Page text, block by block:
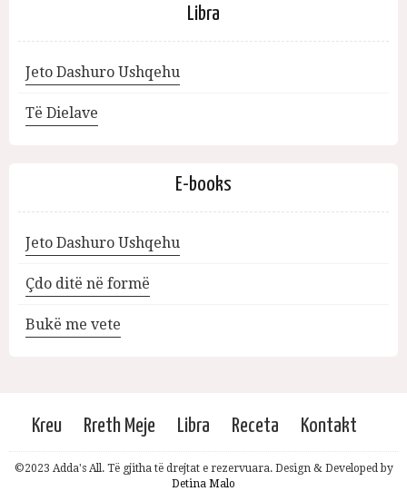
Libra
Jeto Dashuro Ushqehu
Të Dielave
E-books
Jeto Dashuro Ushqehu
Çdo ditë në formë
Bukë me vete
Kreu Rreth Meje Libra Receta Kontakt
©2023 Adda's All. Të gjitha të drejtat e rezervuara. Design & Developed by
Detina Malo